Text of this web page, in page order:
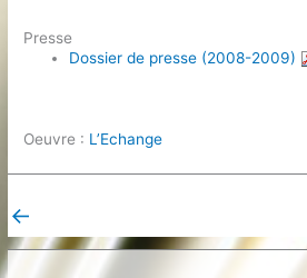
Presse
Dossier de presse (2008-2009)
Oeuvre : L’Echange
←